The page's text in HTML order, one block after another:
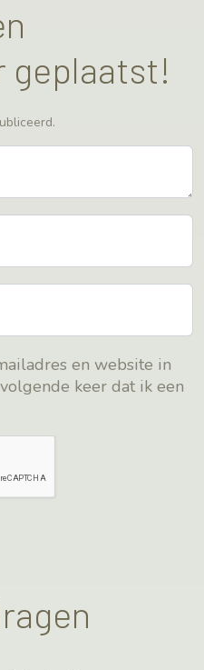
geplaatst!
en website in
keer dat ik een